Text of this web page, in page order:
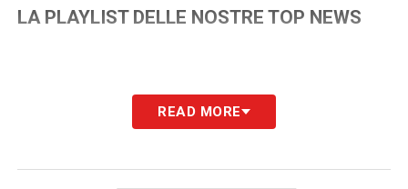
LA PLAYLIST DELLE NOSTRE TOP NEWS
READ MORE